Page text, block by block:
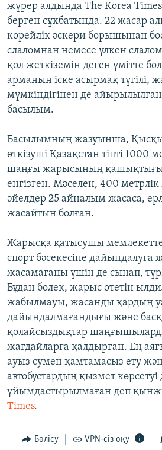
жүрер алдында The Korea
берген сұхбатында. 22 жасар
корейлік әскери борышынан
слаломнан немесе үлкен
қол жеткіземін деген үмітте
арманын іске асырмақ түгілі,
мүмкіндігінен де
басылым.
Басылымның жазуынша,
өткізуші Қазақстан тіпті
шаңғы жарысының
енгізген. Мәселен, 400
әйелдер 25 айналым жасаса,
жасайтын болған.
Жарысқа қатысушы
спорт бәсекесіне дайындалуға
жасамағаны үшін де сынап,
Бұдан бөлек, жарыс өтетін
жабылмауы, жасанды қардың
дайындалмағандығы және
қолайсыздықтар
жағдайларға қалдырған. Ең
ауыз сумен қамтамасыз ету
автобустардың қызмет
ұйымдастырылмаған деп
Times.
Бөлісу VPN-сіз оқу